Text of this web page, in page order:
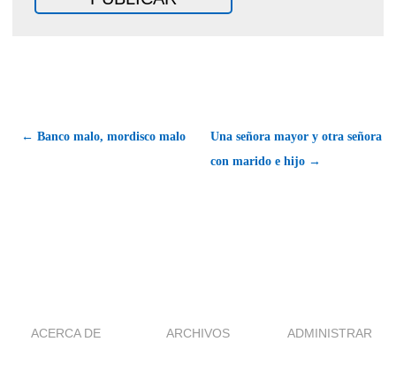
← Banco malo, mordisco malo
Una señora mayor y otra señora
con marido e hijo →
ACERCA DE ARCHIVOS ADMINISTRAR